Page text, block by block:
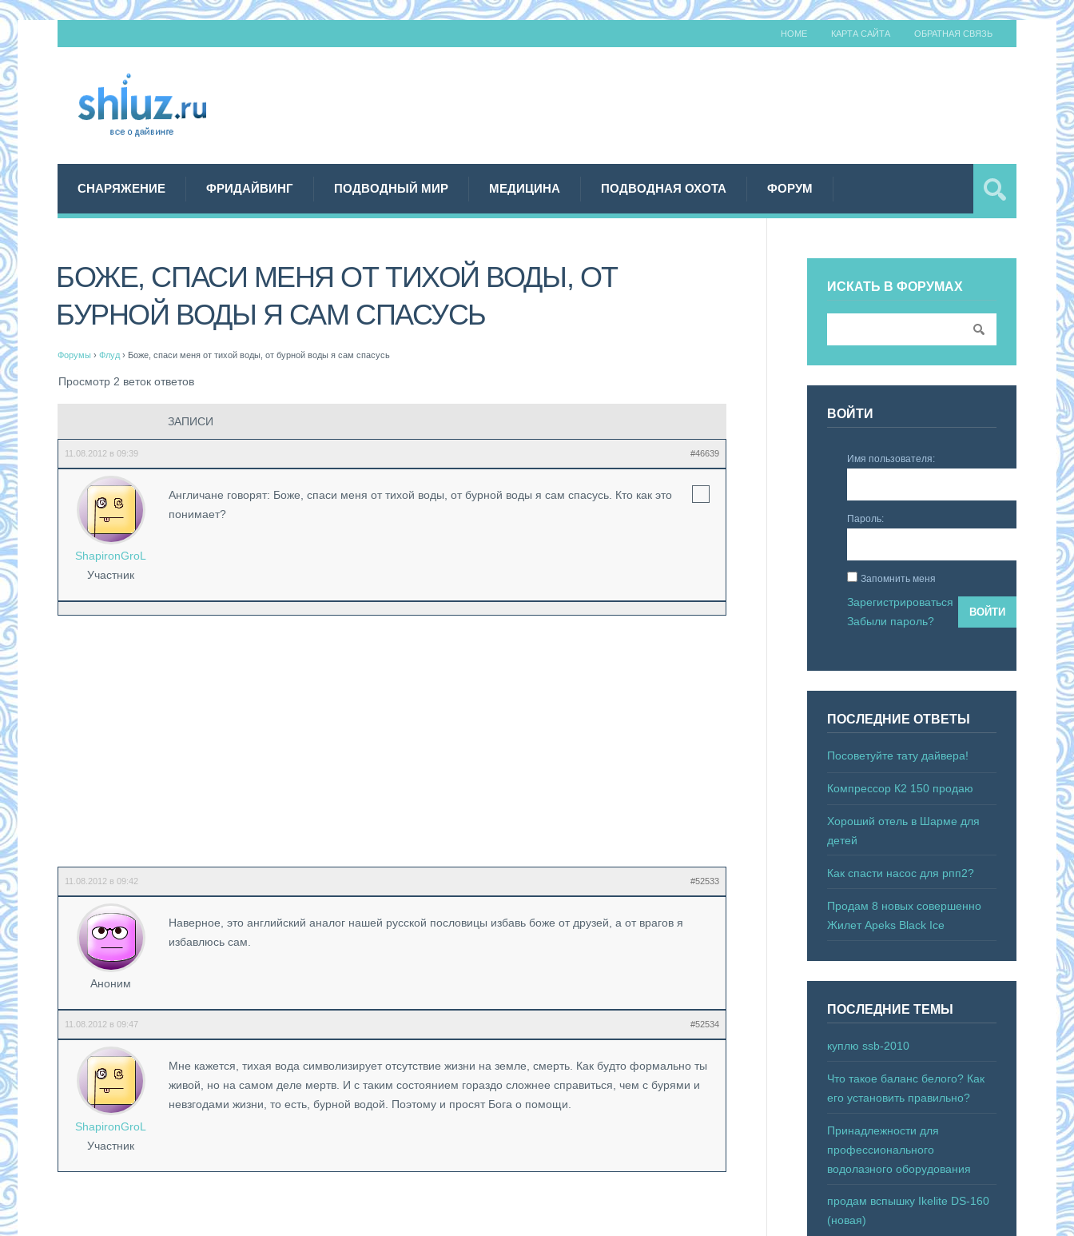
HOME КАРТА САЙТА ОБРАТНАЯ СВЯЗЬ
СНАРЯЖЕНИЕ ФРИДАЙВИНГ ПОДВОДНЫЙ МИР МЕДИЦИНА ПОДВОДНАЯ ОХОТА ФОРУМ
БОЖЕ, СПАСИ МЕНЯ ОТ ТИХОЙ ВОДЫ, ОТ
БУРНОЙ ВОДЫ Я САМ СПАСУСЬ
Форумы › Флуд › Боже, спаси меня от тихой воды, от бурной воды я сам спасусь
Просмотр 2 веток ответов
ЗАПИСИ
11.08.2012 в 09:39 #46639
ShapironGroL
Участник
Англичане говорят: Боже, спаси меня от тихой воды, от бурной воды я сам спасусь. Кто как это
понимает?
11.08.2012 в 09:42 #52533
Аноним
Наверное, это английский аналог нашей русской пословицы избавь боже от друзей, а от врагов я
избавлюсь сам.
11.08.2012 в 09:47 #52534
ShapironGroL
Участник
Мне кажется, тихая вода символизирует отсутствие жизни на земле, смерть. Как будто формально ты
живой, но на самом деле мертв. И с таким состоянием гораздо сложнее справиться, чем с бурями и
невзгодами жизни, то есть, бурной водой. Поэтому и просят Бога о помощи.
ИСКАТЬ В ФОРУМАХ
ВОЙТИ
Имя пользователя:
Пароль:
Запомнить меня
ВОЙТИ
Зарегистрироваться
Забыли пароль?
ПОСЛЕДНИЕ ОТВЕТЫ
Посоветуйте тату дайвера!
Компрессор К2 150 продаю
Хороший отель в Шарме для
детей
Как спасти насос для рпп2?
Продам 8 новых совершенно
Жилет Apeks Black Ice
ПОСЛЕДНИЕ ТЕМЫ
куплю ssb-2010
Что такое баланс белого? Как
его установить правильно?
Принадлежности для
профессионального
водолазного оборудования
продам вспышку Ikelite DS-160
(новая)